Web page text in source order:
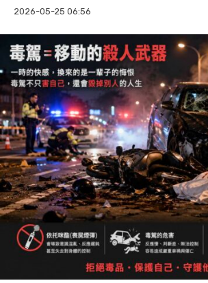
2026-05-25 06:56